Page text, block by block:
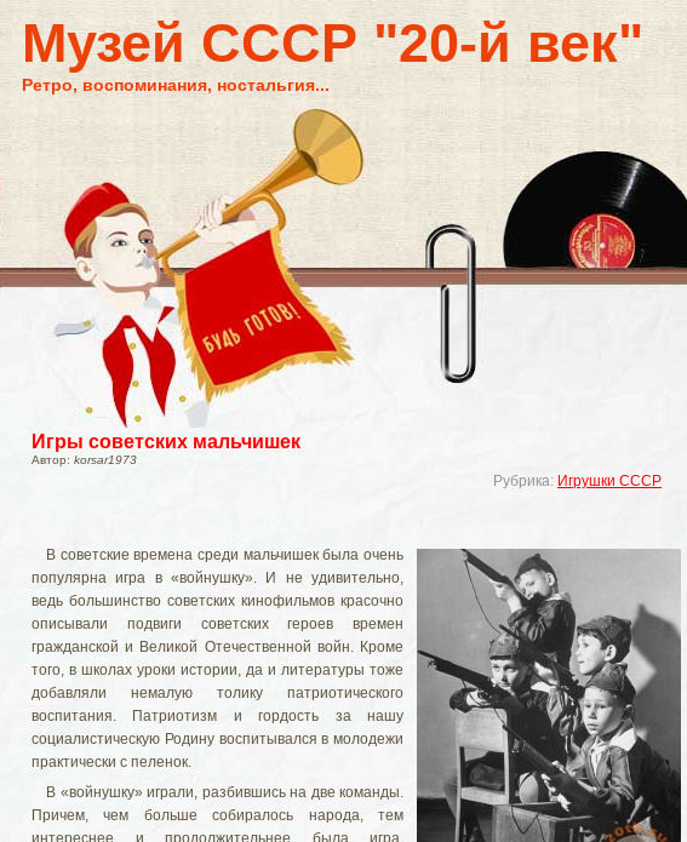
Музей СССР "20-й век"
Ретро, воспоминания, ностальгия...
Игры советских мальчишек
Автор: korsar1973
Рубрика: Игрушки СССР
В советские времена среди мальчишек была очень
популярна игра в «войнушку». И не удивительно,
ведь большинство советских кинофильмов красочно
описывали подвиги советских героев времен
гражданской и Великой Отечественной войн. Кроме
того, в школах уроки истории, да и литературы тоже
добавляли немалую толику патриотического
воспитания. Патриотизм и гордость за нашу
социалистическую Родину воспитывался в молодежи
практически с пеленок.
В «войнушку» играли, разбившись на две команды.
Причем, чем больше собиралось народа, тем
интереснее и продолжительнее была игра.